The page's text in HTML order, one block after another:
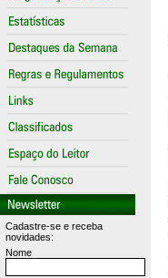
Cadastre-se e receba
novidades:
Nome